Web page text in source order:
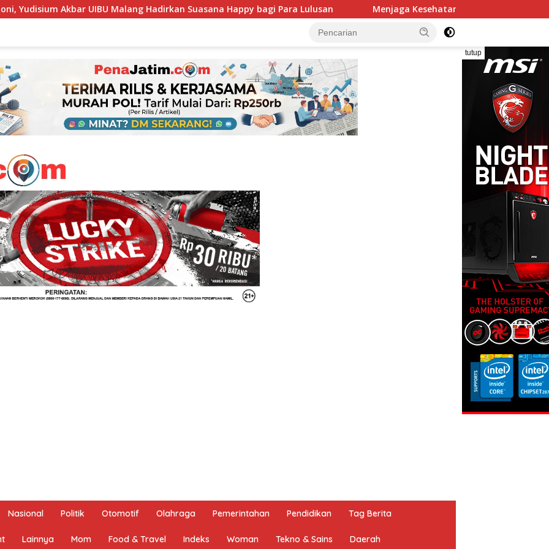
Hadirkan Suasana Happy bagi Para Lulusan Menjaga Kesehatan Mental di Tengah Tekanan Hidup, Langkah
tutup
Nasional Politik Otomotif Olahraga Pemerintahan Pendidikan Tag Berita
Lainnya Mom Food & Travel Indeks Woman Tekno & Sains Daerah